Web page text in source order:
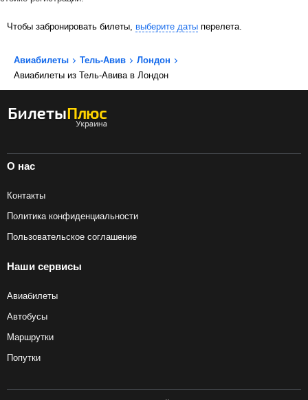
Чтобы забронировать билеты, выберите даты перелета.
Авиабилеты Тель-Авив
Лондон
Авиабилеты из Тель-Авива в Лондон
О нас
Контакты
Политика конфиденциальности
Пользовательское соглашение
Наши сервисы
Авиабилеты
Автобусы
Маршрутки
Попутки